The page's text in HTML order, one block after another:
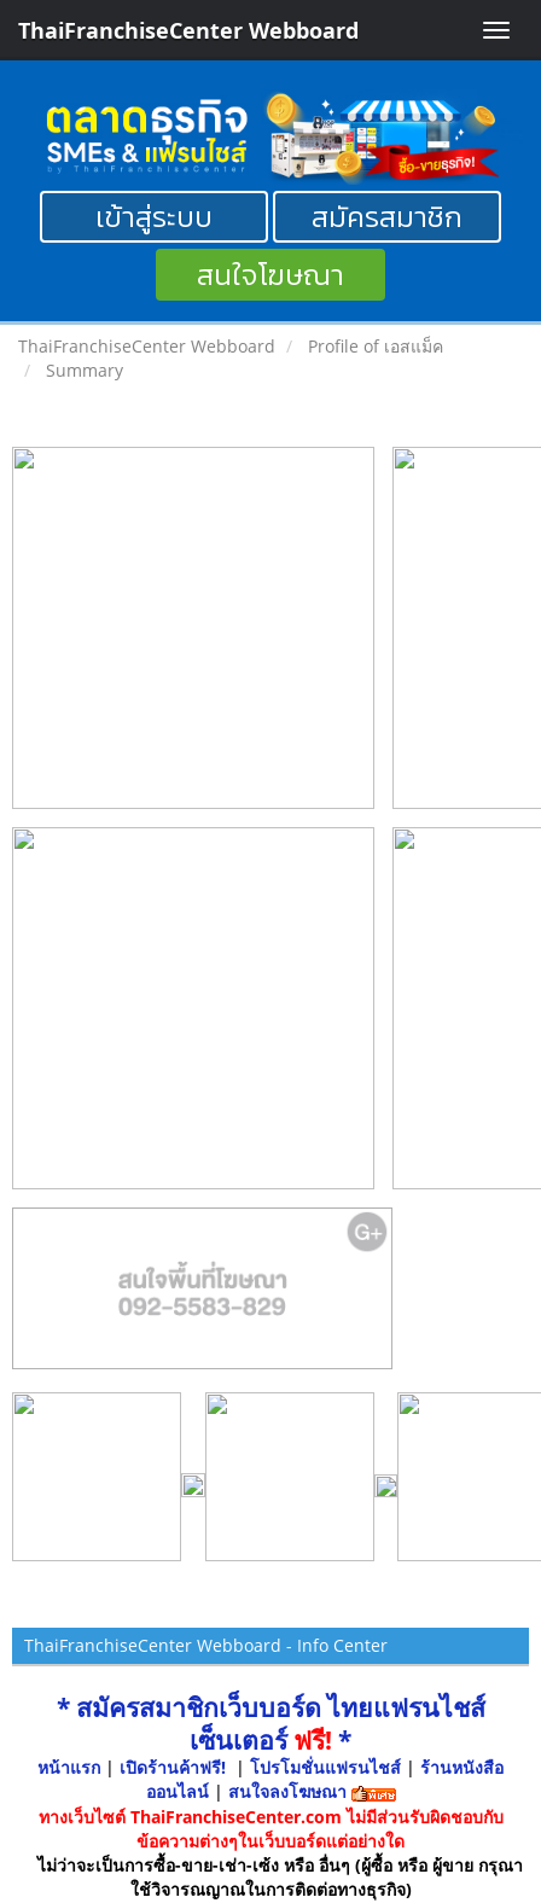
Toggle
ThaiFranchiseCenter Webboard
เข้าสู่ระบบ
สมัครสมาชิก
สนใจโฆษณา
ThaiFranchiseCenter Webboard
Profile of เอสแม็ค
Summary
ThaiFranchiseCenter Webboard - Info Center
* สมัครสมาชิกเว็บบอร์ด ไทยแฟรนไชส์
เซ็นเตอร์ฟรี! *
หน้าแรก | เปิดร้านค้าฟรี! | โปรโมชั่นแฟรนไชส์ | ร้านหนังสือ
ออนไลน์ | สนใจลงโฆษณา
ทางเว็บไซต์ ThaiFranchiseCenter.com ไม่มีส่วนรับผิดชอบกับ
ข้อความต่างๆในเว็บบอร์ดแต่อย่างใด
ไม่ว่าจะเป็นการซื้อ-ขาย-เช่า-เซ้ง หรือ อื่นๆ (ผู้ซื้อ หรือ ผู้ขาย กรุณา
ใช้วิจารณญาณในการติดต่อทางธุรกิจ)